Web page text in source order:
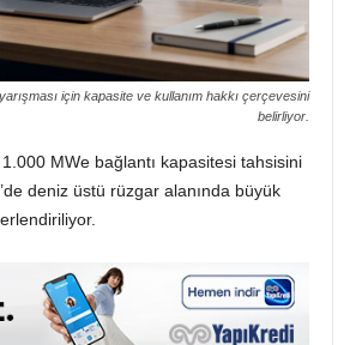
için kapasite ve kullanım hakkı çerçevesini
belirliyor.
MWe bağlantı kapasitesi tahsisini
deniz üstü rüzgar alanında büyük